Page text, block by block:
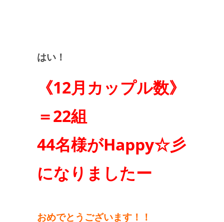
はい！
《12月カップル数》
＝22組
44名様がHappy☆彡
になりましたー
おめでとうございます！！